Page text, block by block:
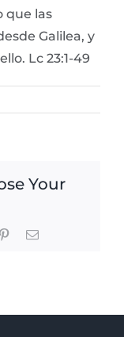
que las
Galilea, y
Lc 23:1-49
Your
PinterestEmail